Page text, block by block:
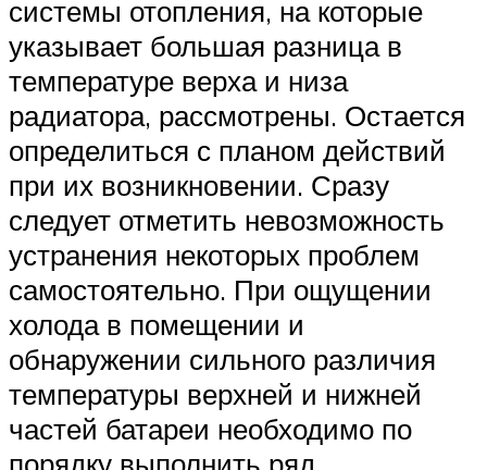
системы отопления, на которые
указывает большая разница в
температуре верха и низа
радиатора, рассмотрены. Остается
определиться с планом действий
при их возникновении. Сразу
следует отметить невозможность
устранения некоторых проблем
самостоятельно. При ощущении
холода в помещении и
обнаружении сильного различия
температуры верхней и нижней
частей батареи необходимо по